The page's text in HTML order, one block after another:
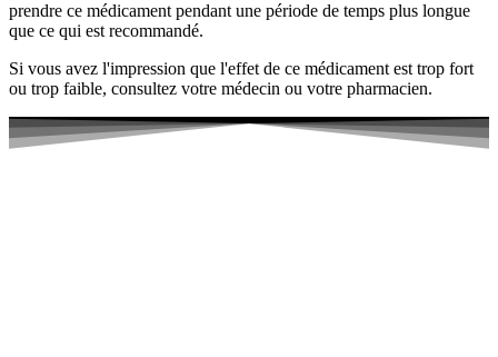
prendre ce médicament pendant une période de temps plus longue
que ce qui est recommandé.
Si vous avez l'impression que l'effet de ce médicament est trop fort
ou trop faible, consultez votre médecin ou votre pharmacien.